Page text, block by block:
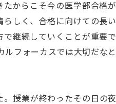
からこそ今の医学部合格が
しく、合格に向けての長い
継続していくことが重要で
フォーカスでは大切だなと
授業が終わったその日の夜